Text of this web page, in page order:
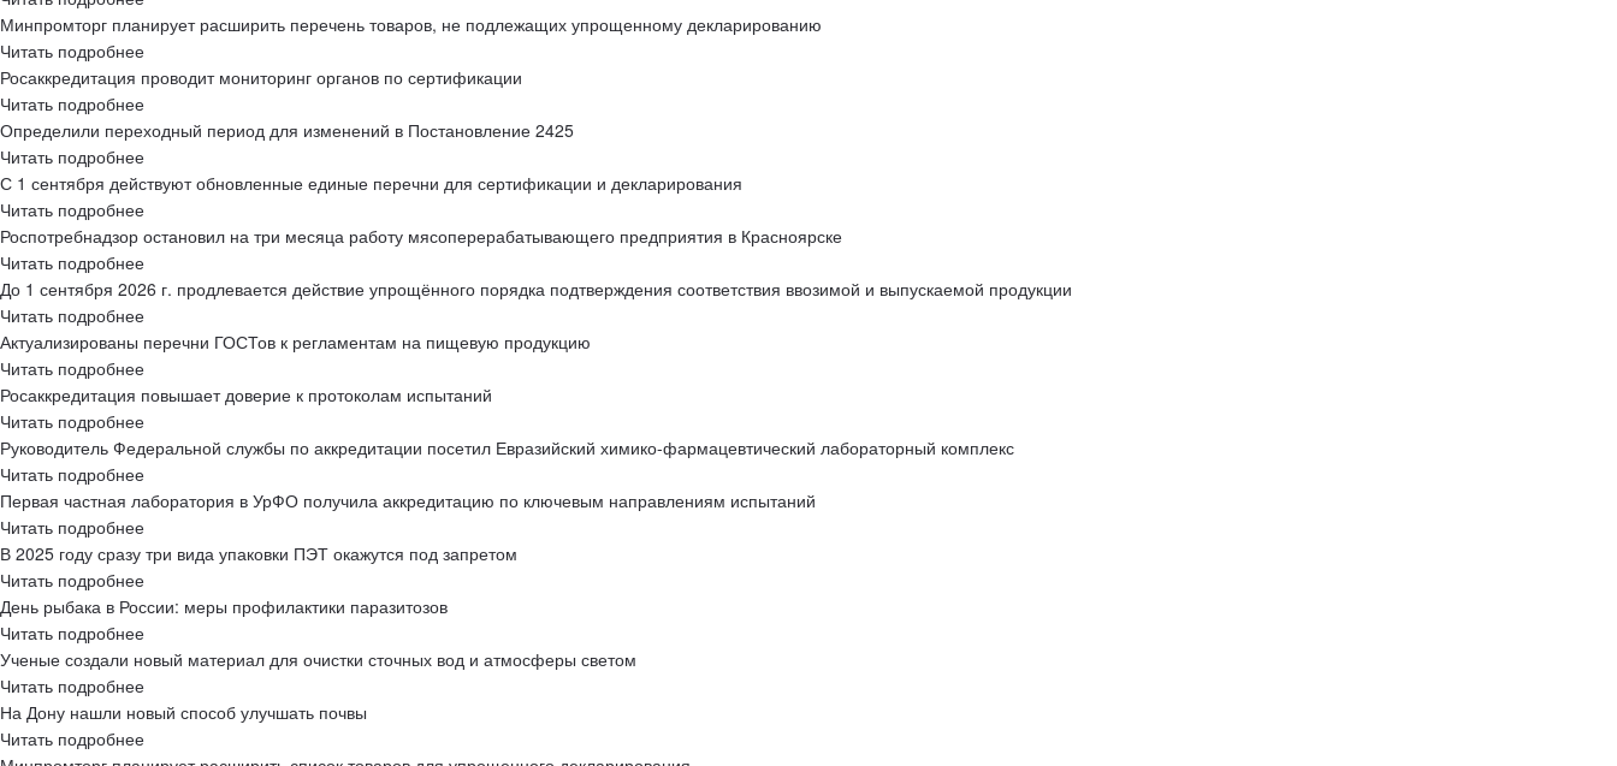
Минпромторг планирует расширить перечень товаров, не подлежащих упрощенному декларированию
Читать подробнее
Росаккредитация проводит мониторинг органов по сертификации
Читать подробнее
Определили переходный период для изменений в Постановление 2425
Читать подробнее
С 1 сентября действуют обновленные единые перечни для сертификации и декларирования
Читать подробнее
Роспотребнадзор остановил на три месяца работу мясоперерабатывающего предприятия в Красноярске
Читать подробнее
До 1 сентября 2026 г. продлевается действие упрощённого порядка подтверждения соответствия ввозимой и выпускаемой продукции
Читать подробнее
Актуализированы перечни ГОСТов к регламентам на пищевую продукцию
Читать подробнее
Росаккредитация повышает доверие к протоколам испытаний
Читать подробнее
Руководитель Федеральной службы по аккредитации посетил Евразийский химико-фармацевтический лабораторный комплекс
Читать подробнее
Первая частная лаборатория в УрФО получила аккредитацию по ключевым направлениям испытаний
Читать подробнее
В 2025 году сразу три вида упаковки ПЭТ окажутся под запретом
Читать подробнее
День рыбака в России: меры профилактики паразитозов
Читать подробнее
Ученые создали новый материал для очистки сточных вод и атмосферы светом
Читать подробнее
На Дону нашли новый способ улучшать почвы
Читать подробнее